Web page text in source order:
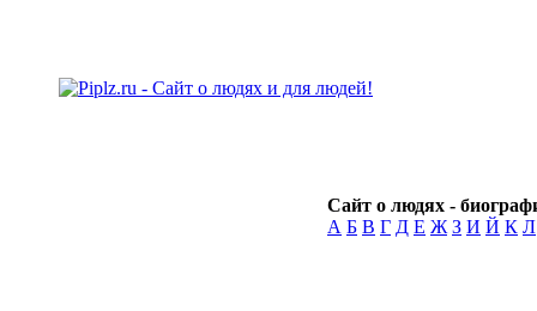
Сайт о людях -
А Б В Г Д Е Ж З И Й К Л